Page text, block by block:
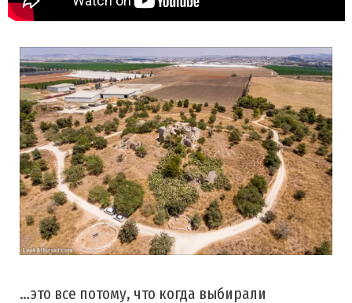
…это все потому, что когда выбирали